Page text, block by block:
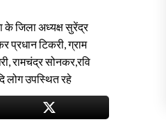
के जिला अध्यक्ष सुरेंद्र
प्रधान टिकरी, ग्राम
रामचंद्र सोनकर,रवि
लोग उपस्थित रहे